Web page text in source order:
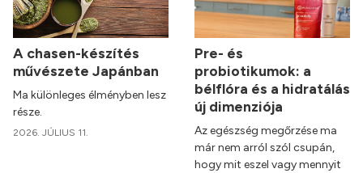
A chasen-készítés
művészete Japánban
Ma különleges élményben lesz
része.
2026. JÚLIUS 11.
Pre- és
probiotikumok: a
bélflóra és a hidratálás
új dimenziója
Az egészség megőrzése ma
már nem arról szól csupán,
hogy mit eszel vagy mennyit